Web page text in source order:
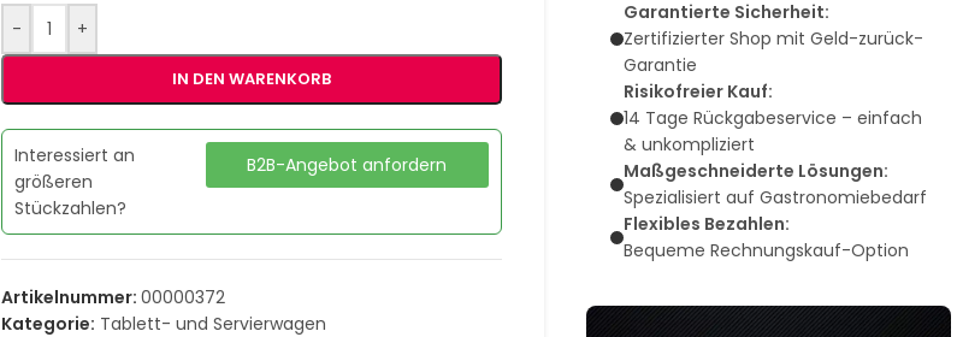
- +
IN DEN WARENKORB
Interessiert an
größeren
Stückzahlen?
B2B-Angebot anfordern
Artikelnummer:00000372
Kategorie: Tablett- und Servierwagen
Garantierte Sicherheit:
Zertifizierter Shop mit Geld-zurück-
Garantie
Risikofreier Kauf:
14 Tage Rückgabeservice – einfach
& unkompliziert
Maßgeschneiderte Lösungen:
Spezialisiert auf Gastronomiebedarf
Flexibles Bezahlen:
Bequeme Rechnungskauf-Option